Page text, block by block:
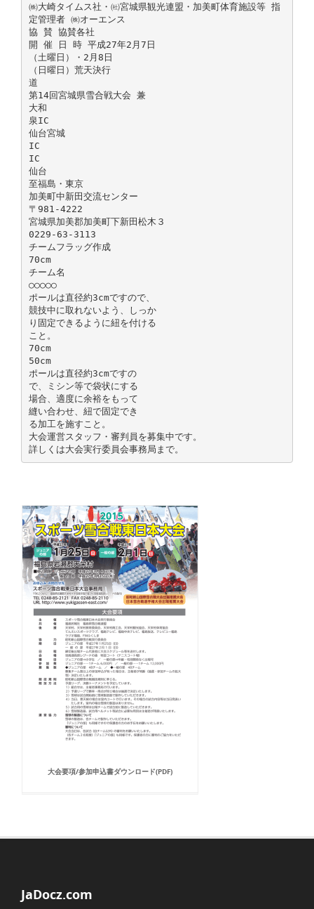
㈱大崎タイムス社・㈳宮城県観光連盟・加美町体育施設等 指
定管理者 ㈱オーエンス
協 賛 協賛各社
開 催 日 時 平成27年2月7日
（土曜日）・2月8日
（日曜日）荒天決行
道
第14回宮城県雪合戦大会 兼
大和
泉IC
仙台宮城
IC
IC
仙台
至福島・東京
加美町中新田交流センター
〒981-4222
宮城県加美郡加美町下新田松木３
0229-63-3113
チームフラッグ作成
70cm
チーム名
○○○○○
ポールは直径約3cmですので、
競技中に取れないよう、しっか
り固定できるように紐を付ける
こと。
70cm
50cm
ポールは直径約3cmですの
で、ミシン等で袋状にする
場合、適度に余裕をもって
縫い合わせ、紐で固定でき
る加工を施すこと。
大会運営スタッフ・審判員を募集中です。
大会要項/参加申込書ダウンロード(PDF)
JaDocz.com